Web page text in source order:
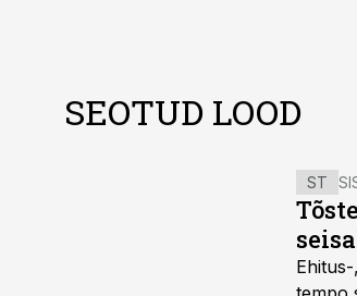
SEOTUD LOOD
ST